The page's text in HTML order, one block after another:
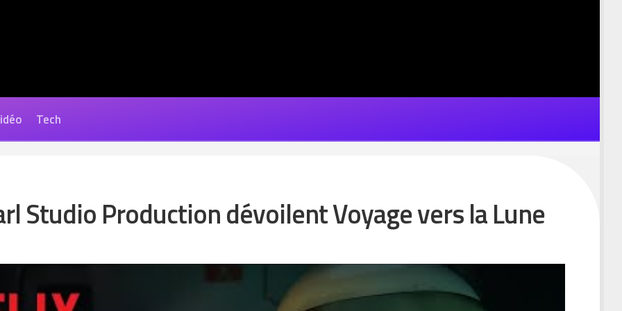
Tech
Studio Production dévoilent Voyage vers la Lune